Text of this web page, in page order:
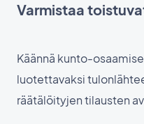
Varmistaa
Käännä kunto-
luotettavaksi
räätälöityjen tilausten